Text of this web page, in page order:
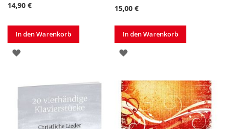
14,90 €
In den Warenkorb
ZUR
HINZUFÜGEN
15,00 €
In den Warenkorb
ZUR
HINZUFÜGEN